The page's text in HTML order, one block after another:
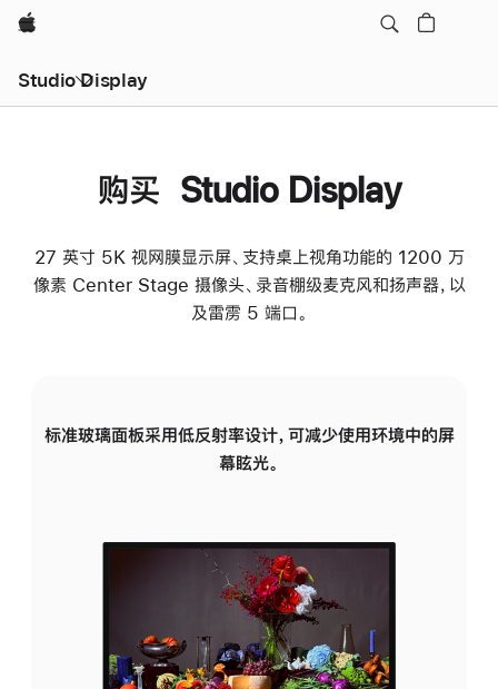
Apple
Studio Display
购买 Studio Display
27 英寸 5K 视网膜显示屏、支持桌上视角功能的 1200 万
像素 Center Stage 摄像头、录音棚级麦克风和扬声器，以
及雷雳 5 端口。
标准玻璃面板采用低反射率设计，可减少使用环境中的屏
幕眩光。